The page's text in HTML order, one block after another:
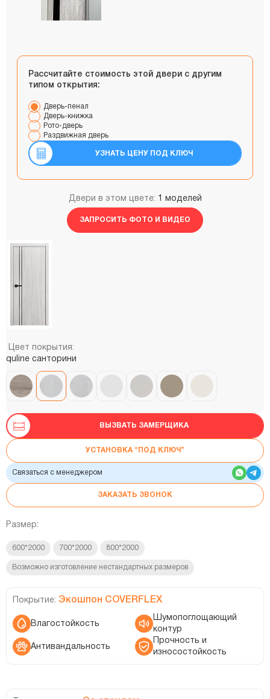
Рассчитайте стоимость этой двери с другим
типом открытия:
Дверь-пенал
Дверь-книжка
Рото-дверь
Раздвижная дверь
УЗНАТЬ ЦЕНУ ПОД КЛЮЧ
Двери в этом цвете: 1 моделей
ЗАПРОСИТЬ ФОТО И ВИДЕО
Цвет покрытия:
quline санторини
ВЫЗВАТЬ ЗАМЕРЩИКА
УСТАНОВКА “ПОД КЛЮЧ”
Связаться с менеджером
ЗАКАЗАТЬ ЗВОНОК
Размер:
600*2000 700*2000 800*2000
Возможно изготовление нестандартных размеров
Покрытие: Экошпон COVERFLEX
Влагостойкость
Шумопоглощающий
контур
Антивандальность
Прочность и
износостойкость